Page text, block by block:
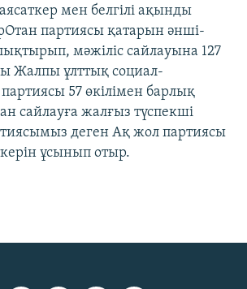
мен белгілі ақынды
партиясы қатарын әнші-
мәжіліс сайлауына 127
Жалпы ұлттық социал-
57 өкілімен барлық
сайлауға жалғыз түспекші
деген Ақ жол партиясы
ұсынып отыр.